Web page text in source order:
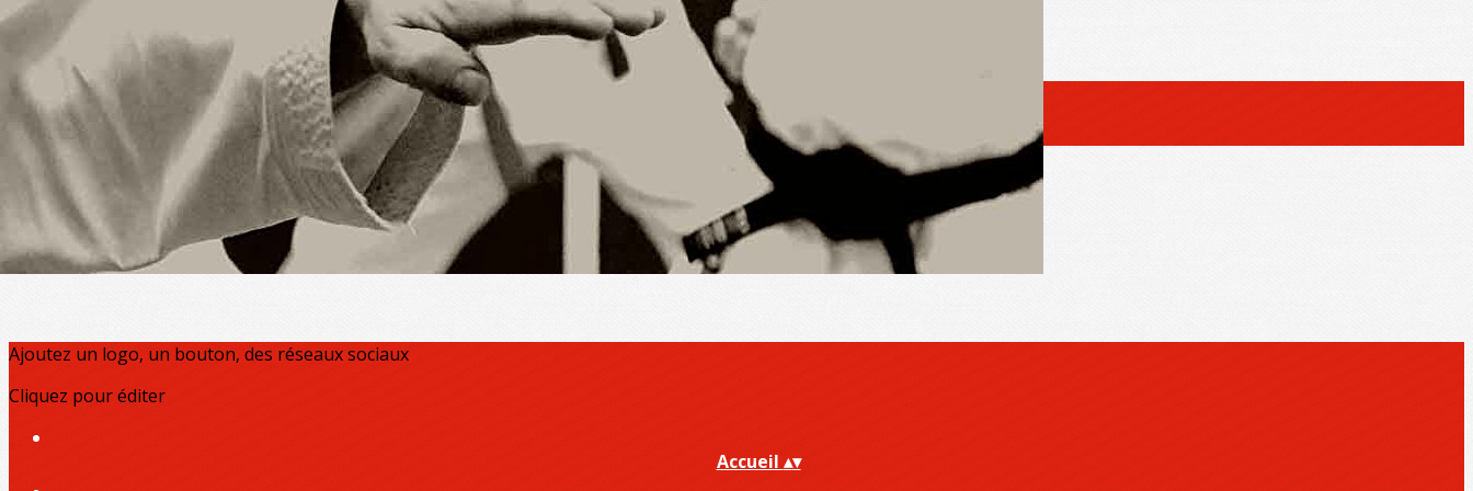
Exporter les lignes sélectionnées
Exporter toutes les colonnes
Exporter uniquement les colonnes affichées
Menu
Images de la page d'accueil
Cliquez pour éditer
Ajoutez un logo, un bouton, des réseaux sociaux
Cliquez pour éditer
Accueil ▴▾